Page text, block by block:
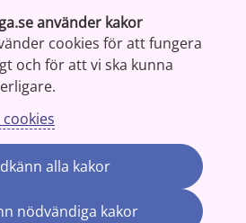
använder kakor
cookies för att fungera
och för att vi ska kunna
alla kakor
nödvändiga kakor